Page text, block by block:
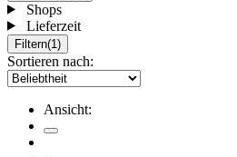
Shops
Lieferzeit
Filtern(1)
Sortieren nach:
Ansicht: